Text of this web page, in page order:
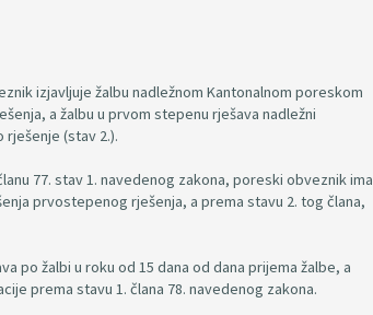
izjavljuje žalbu nadležnom Kantonalnom poreskom
a žalbu u prvom stepenu rješava nadležni
rješenje (stav 2.).
77. stav 1. navedenog zakona, poreski obveznik ima
prvostepenog rješenja, a prema stavu 2. tog člana,
po žalbi u roku od 15 dana od dana prijema žalbe, a
prema stavu 1. člana 78. navedenog zakona.